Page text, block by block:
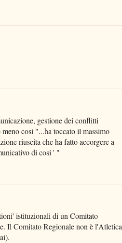
gestione dei conflitti
cosi "...ha toccato il massimo
riuscita che ha fatto accorgere a
di cosi ' "
istituzionali di un Comitato
Il Comitato Regionale non è l'Atletica